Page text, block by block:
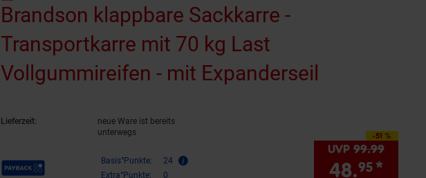
Brandson klappbare Sackkarre -
Transportkarre mit 70 kg Last
Vollgummireifen - mit Expanderseil
Lieferzeit:
neue Ware ist bereits
unterwegs
Payback Punkte Basis°Punkte:
24
Extra°Punkte:
0
-51 %
Sie Sparen 51 Prozent,
UVP 99.99
48.95 *